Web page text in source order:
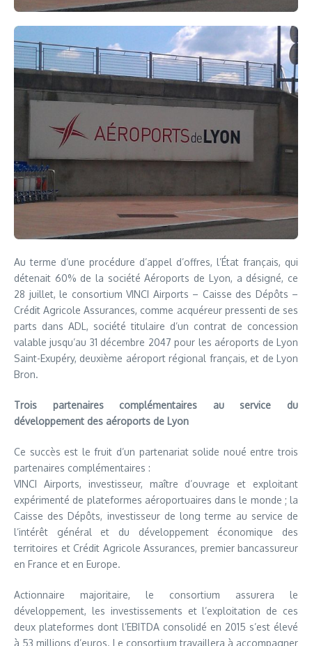
Au terme d’une procédure d’appel d’offres, l’État français, qui
détenait 60% de la société Aéroports de Lyon, a désigné, ce
28 juillet, le consortium VINCI Airports – Caisse des Dépôts –
Crédit Agricole Assurances, comme acquéreur pressenti de ses
parts dans ADL, société titulaire d’un contrat de concession
valable jusqu’au 31 décembre 2047 pour les aéroports de Lyon
Saint-Exupéry, deuxième aéroport régional français, et de Lyon
Bron.
Trois partenaires complémentaires au service du
développement des aéroports de Lyon
Ce succès est le fruit d’un partenariat solide noué entre trois
partenaires complémentaires :
VINCI Airports, investisseur, maître d’ouvrage et exploitant
expérimenté de plateformes aéroportuaires dans le monde ; la
Caisse des Dépôts, investisseur de long terme au service de
l’intérêt général et du développement économique des
territoires et Crédit Agricole Assurances, premier bancassureur
en France et en Europe.
Actionnaire majoritaire, le consortium assurera le
développement, les investissements et l’exploitation de ces
deux plateformes dont l’EBITDA consolidé en 2015 s’est élevé
à 53 millions d’euros. Le consortium travaillera à accompagner